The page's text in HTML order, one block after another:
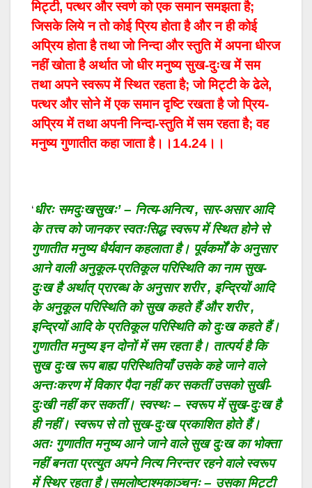
मिट्टी, पत्थर और स्वर्ण को एक समान समझता है;
जिसके लिये न तो कोई प्रिय होता है और न ही कोई
अप्रिय होता है तथा जो निन्दा और स्तुति में अपना धीरज
नहीं खोता है अर्थात जो धीर मनुष्य सुख-दुःख में सम
तथा अपने स्वरूप में स्थित रहता है; जो मिट्टी के ढेले,
पत्थर और सोने में एक समान दृष्टि रखता है जो प्रिय-
अप्रिय में तथा अपनी निन्दा-स्तुति में सम रहता है; वह
मनुष्य गुणातीत कहा जाता है।।14.24।।
‘धीरः समदुःखसुखः’ – नित्य-अनित्य , सार-असार आदि
के तत्त्व को जानकर स्वतःसिद्ध स्वरूप में स्थित होने से
गुणातीत मनुष्य धैर्यवान कहलाता है। पूर्वकर्मों के अनुसार
आने वाली अनुकूल-प्रतिकूल परिस्थिति का नाम सुख-
दुःख है अर्थात् प्रारब्ध के अनुसार शरीर , इन्द्रियों आदि
के अनुकूल परिस्थिति को सुख कहते हैं और शरीर ,
इन्द्रियों आदि के प्रतिकूल परिस्थिति को दुःख कहते हैं।
गुणातीत मनुष्य इन दोनों में सम रहता है। तात्पर्य है कि
सुख दुःख रूप बाह्य परिस्थितियाँ उसके कहे जाने वाले
अन्तःकरण में विकार पैदा नहीं कर सकतीं उसको सुखी-
दुःखी नहीं कर सकतीं। स्वस्थः – स्वरूप में सुख-दुःख है
ही नहीं। स्वरूप से तो सुख-दुःख प्रकाशित होते हैं।
अतः गुणातीत मनुष्य आने जाने वाले सुख दुःख का भोक्ता
नहीं बनता प्रत्युत अपने नित्य निरन्तर रहने वाले स्वरूप
में स्थिर रहता है।समलोष्टाश्मकाञ्चनः – उसका मिट्टी